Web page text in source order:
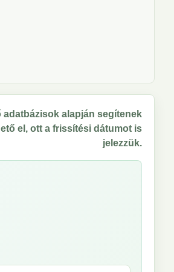
alapján segítenek
el, ott a frissítési dátumot is
jelezzük.